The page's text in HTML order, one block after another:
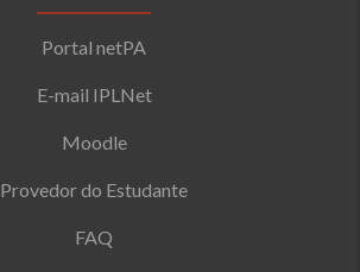
Portal netPA
E-mail IPLNet
Moodle
Provedor do Estudante
FAQ